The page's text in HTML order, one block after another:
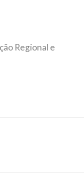
Regional e